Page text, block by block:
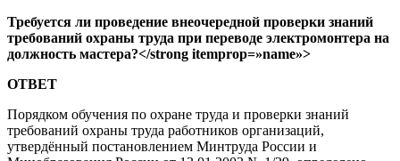
Требуется ли проведение внеочередной проверки знаний
требований охраны труда при переводе электромонтера на
должность мастера?</strong itemprop=»name»>
ОТВЕТ
Порядком обучения по охране труда и проверки знаний
требований охраны труда работников организаций,
утвердённый постановлением Минтруда России и